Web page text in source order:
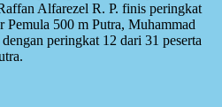
Alfarezel R. P. finis peringkat
Pemula 500 m Putra, Muhammad
peringkat 12 dari 31 peserta